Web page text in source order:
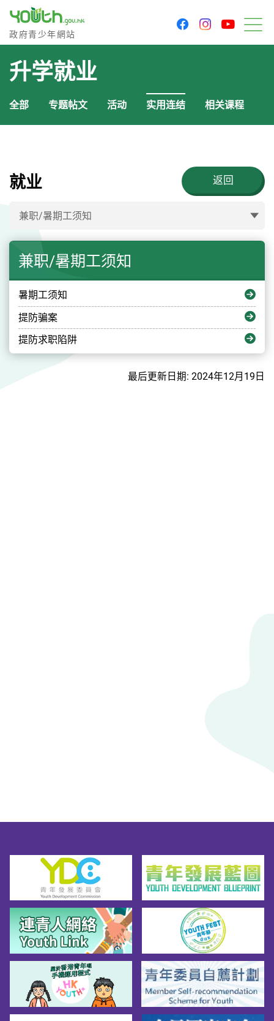
政府青少年网站
政府青少年網站
facebookinstagram
升学就业
全部 专题帖文 活动 实用连结 相关课程
就业 返回
兼职/暑期工须知
兼职/暑期工须知
暑期工须知
提防骗案
提防求职陷阱
最后更新日期: 2024年12月19日